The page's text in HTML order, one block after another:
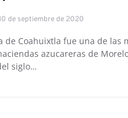
de septiembre de 2020
de Coahuixtla fue una de las
azucareras de
siglo…